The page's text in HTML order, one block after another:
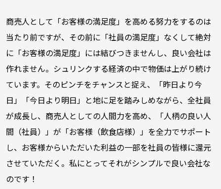
商売人として「お客様の満足度」を高める努力をするのは
当たり前ですが、その前に「社員の満足度」なくして絶対
に「お客様の満足度」には結びつきませんし、良い会社は
作れません。シュリンクする経済の中で物価は上がり続け
ています。そのピンチをチャンスと捉え、「昨日より今
日」「今日より明日」と地に足を踏みしめながら、全社員
が成長し、商売人としての人間力を高め、「人柄の良い人
間（社員）」が「お客様（飲食店様）」を全力でサポート
し、お客様からいただいた利益の一部を社員の皆様に還元
させていただく。私にとってそれがシンプルで良い会社な
のです！